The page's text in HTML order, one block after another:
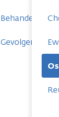
Behandelingen
Gevolgen